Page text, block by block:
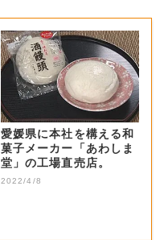
愛媛県に本社を構える和
菓子メーカー「あわしま
堂」の工場直売店。
2022/4/8